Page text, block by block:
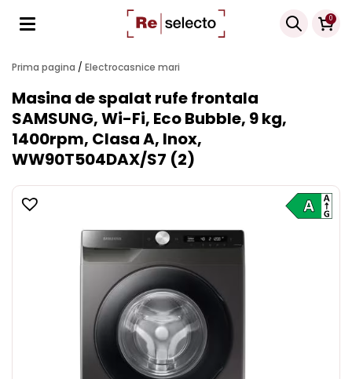
0
Products
search
Prima pagina / Electrocasnice mari
Masina de spalat rufe frontala
SAMSUNG, Wi-Fi, Eco Bubble, 9 kg,
1400rpm, Clasa A, Inox,
WW90T504DAX/S7 (2)